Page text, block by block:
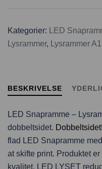
Kategorier: LED
Lysrammer, Lysrammer A1
BESKRIVELSE
LED Snapramme –
dobbeltsidet. Dobbeltsidet
flad LED Snapramme
at skifte print. Produktet
kvalitet. LED LYSET